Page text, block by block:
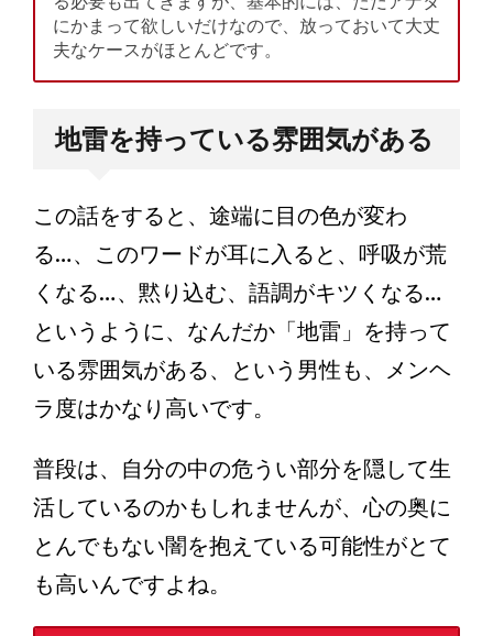
にかまって欲しいだけなので、放っておいて大丈
夫なケースがほとんどです。
地雷を持っている雰囲気がある
この話をすると、途端に目の色が変わ
る…、このワードが耳に入ると、呼吸が荒
くなる…、黙り込む、語調がキツくなる…
というように、なんだか「地雷」を持って
いる雰囲気がある、という男性も、メンヘ
ラ度はかなり高いです。
普段は、自分の中の危うい部分を隠して生
活しているのかもしれませんが、心の奥に
とんでもない闇を抱えている可能性がとて
も高いんですよね。